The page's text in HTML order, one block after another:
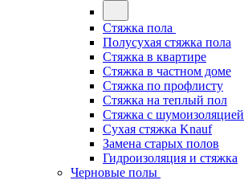
Стяжка пола
Полусухая стяжка пола
Стяжка в квартире
Стяжка в частном доме
Стяжка по профлисту
Стяжка на теплый пол
Стяжка с шумоизоляцией
Сухая стяжка Knauf
Замена старых полов
Гидроизоляция и стяжка
Черновые полы